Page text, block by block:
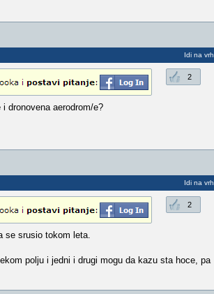
Idi na vrh
2
dronovena aerodrom/e?
Idi na vrh
2
se srusio tokom leta.
polju i jedni i drugi mogu da kazu sta hoce, pa